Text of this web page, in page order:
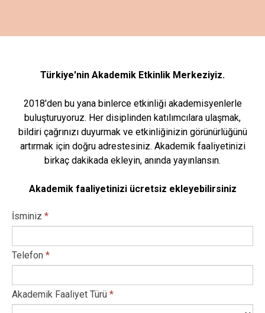
Türkiye'nin Akademik Etkinlik Merkeziyiz.
2018'den bu yana binlerce etkinliği akademisyenlerle
buluşturuyoruz. Her disiplinden katılımcılara ulaşmak,
bildiri çağrınızı duyurmak ve etkinliğinizin görünürlüğünü
artırmak için doğru adrestesiniz. Akademik faaliyetinizi
birkaç dakikada ekleyin, anında yayınlansın.
Akademik faaliyetinizi ücretsiz ekleyebilirsiniz
İsminiz *
Telefon *
Akademik Faaliyet Türü *